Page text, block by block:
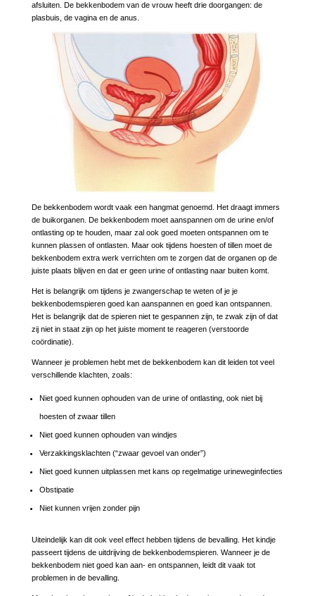
afsluiten. De bekkenbodem van de vrouw heeft drie doorgangen: de
plasbuis, de vagina en de anus.
De bekkenbodem wordt vaak een hangmat genoemd. Het draagt immers
de buikorganen. De bekkenbodem moet aanspannen om de urine en/of
ontlasting op te houden, maar zal ook goed moeten ontspannen om te
kunnen plassen of ontlasten. Maar ook tijdens hoesten of tillen moet de
bekkenbodem extra werk verrichten om te zorgen dat de organen op de
juiste plaats blijven en dat er geen urine of ontlasting naar buiten komt.
Het is belangrijk om tijdens je zwangerschap te weten of je je
bekkenbodemspieren goed kan aanspannen en goed kan ontspannen.
Het is belangrijk dat de spieren niet te gespannen zijn, te zwak zijn of dat
zij niet in staat zijn op het juiste moment te reageren (verstoorde
coördinatie).
Wanneer je problemen hebt met de bekkenbodem kan dit leiden tot veel
verschillende klachten, zoals:
Niet goed kunnen ophouden van de urine of ontlasting, ook niet bij
hoesten of zwaar tillen
Niet goed kunnen ophouden van windjes
Verzakkingsklachten (“zwaar gevoel van onder”)
Niet goed kunnen uitplassen met kans op regelmatige urineweginfecties
Obstipatie
Niet kunnen vrijen zonder pijn
Uiteindelijk kan dit ook veel effect hebben tijdens de bevalling. Het kindje
passeert tijdens de uitdrijving de bekkenbodemspieren. Wanneer je de
bekkenbodem niet goed kan aan- en ontspannen, leidt dit vaak tot
problemen in de bevalling.